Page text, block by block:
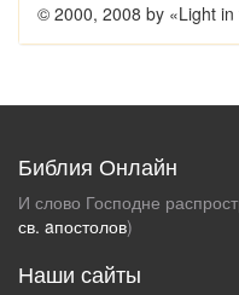
© 2000, 2008 by «Light
Библия Онлайн
И слово Господне
св. aпостолов)
Наши сайты